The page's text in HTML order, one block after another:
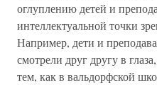
оглуплению детей и
интеллектуальной точки
Например, дети и
смотрели друг другу в
тем, как в вальдорфской